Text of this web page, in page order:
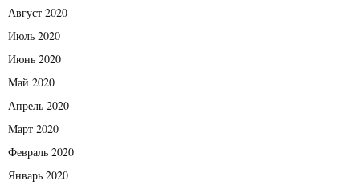
Август 2020
Июль 2020
Июнь 2020
Май 2020
Апрель 2020
Март 2020
Февраль 2020
Январь 2020